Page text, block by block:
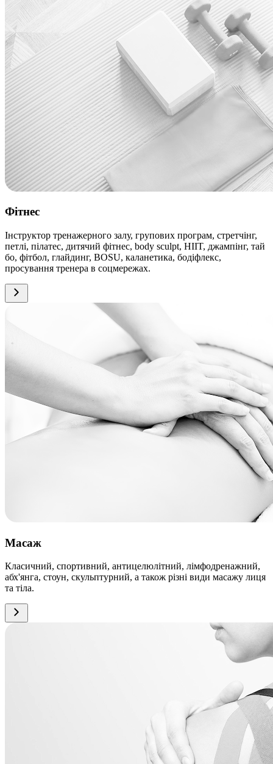
Фітнес
Інструктор тренажерного залу, групових програм, стретчінг,
петлі, пілатес, дитячий фітнес, body sculpt, HIIT, джампінг, тай
бо, фітбол, глайдинг, BOSU, каланетика, бодіфлекс,
просування тренера в соцмережах.
Масаж
Класичний, спортивний, антицелюлітний, лімфодренажний,
абх'янга, стоун, скульптурний, а також різні види масажу лиця
та тіла.